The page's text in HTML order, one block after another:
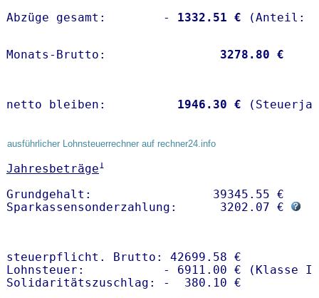
Abzüge gesamt:        -
1332.51 €
Monats-Brutto: 3278.80 €
netto bleiben: 1946.30 €
ausführlicher Lohnsteuerrechner auf rechner24.info
Jahresbeträge1
Grundgehalt:                 39345.55 €
Sparkassensonderzahlung:      3202.07 €
steuerpflicht. Brutto: 42699.58 €
Lohnsteuer:           - 6911.00 € (Klasse I)
Solidaritätszuschlag: -  380.10 €